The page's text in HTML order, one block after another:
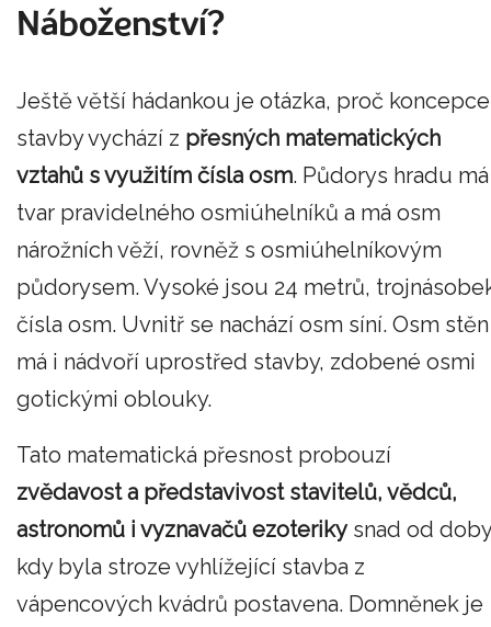
Náboženství?
Ještě větší hádankou je otázka, proč koncepce
stavby vychází z přesných matematických
vztahů s využitím čísla osm. Půdorys hradu má
tvar pravidelného osmiúhelníků a má osm
nárožních věží, rovněž s osmiúhelníkovým
půdorysem. Vysoké jsou 24 metrů,
čísla osm. Uvnitř se nachází osm síní. Osm stěn
má i nádvoří uprostřed stavby, zdobené osmi
gotickými oblouky.
Tato matematická přesnost probouzí
zvědavost a představivost stavitelů, vědců,
astronomů i vyznavačů ezoterikysnad od
kdy byla stroze vyhlížející stavba z
vápencových kvádrů postavena. Domněnek je